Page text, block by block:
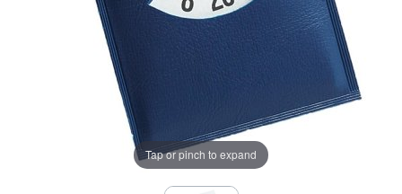
Tap or pinch to expand